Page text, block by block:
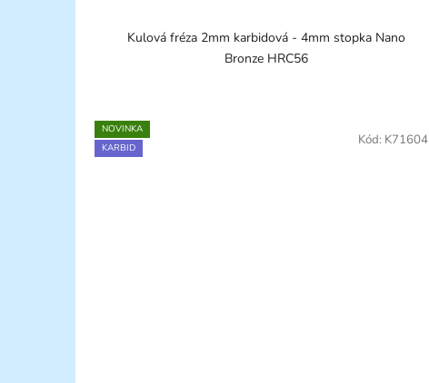
Kulová fréza 2mm karbidová - 4mm stopka Nano
Bronze HRC56
NOVINKA
KARBID
Kód: K71604